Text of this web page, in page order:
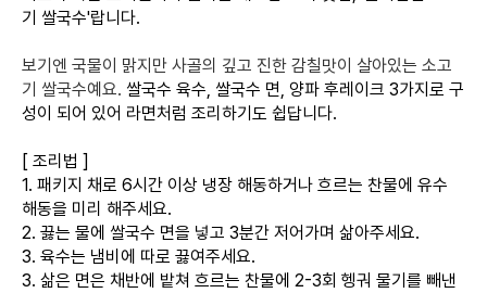
기 쌀국수'랍니다.
보기엔 국물이 맑지만 사골의 깊고 진한 감칠맛이 살아있는 소고
기 쌀국수예요. 쌀국수 육수, 쌀국수 면, 양파 후레이크 3가지로 구
성이 되어 있어 라면처럼 조리하기도 쉽답니다.
[ 조리법 ]
1. 패키지 채로 6시간 이상 냉장 해동하거나 흐르는 찬물에 유수
해동을 미리 해주세요.
2. 끓는 물에 쌀국수 면을 넣고 3분간 저어가며 삶아주세요.
3. 육수는 냄비에 따로 끓여주세요.
3. 삶은 면은 채반에 밭쳐 흐르는 찬물에 2-3회 헹궈 물기를 빼낸